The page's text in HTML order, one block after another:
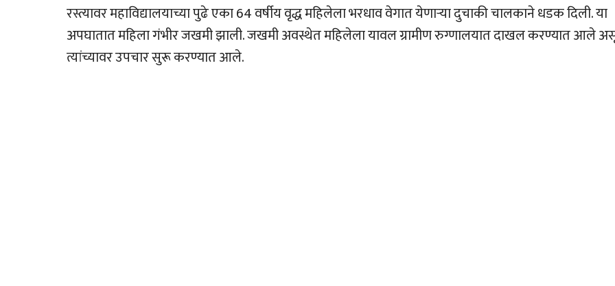
रस्त्यावर महाविद्यालयाच्या पुढे एका 64 वर्षीय वृद्ध महिलेला भरधाव वेगात येणार्‍या दुचाकी चालकाने धडक दिली. या
अपघातात महिला गंभीर जखमी झाली. जखमी अवस्थेत महिलेला यावल ग्रामीण रुग्णालयात दाखल करण्यात आले
त्यांच्यावर उपचार सुरू करण्यात आले.